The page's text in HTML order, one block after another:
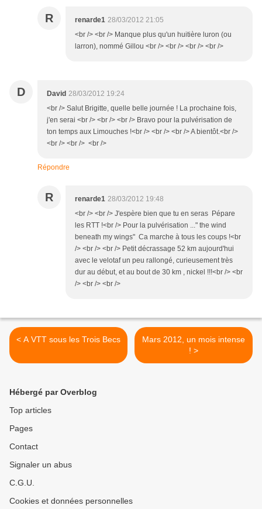
R renarde1 28/03/2012 21:05
<br /> <br /> Manque plus qu'un huitière luron (ou
larron), nommé Gillou <br /> <br /> <br /> <br />
D David 28/03/2012 19:24
<br /> Salut Brigitte, quelle belle journée ! La prochaine fois,
j'en serai <br /> <br /> <br /> Bravo pour la pulvérisation de
ton temps aux Limouches !<br /> <br /> <br /> A bientôt.<br />
<br /> <br /> <br />
Répondre
R renarde1 28/03/2012 19:48
<br /> <br /> J'espère bien que tu en seras Pépare
les RTT !<br /> Pour la pulvérisation ..." the wind
beneath my wings" Ca marche à tous les coups !<br
/> <br /> <br /> Petit décrassage 52 km aujourd'hui
avec le velotaf un peu rallongé, curieusement très
dur au début, et au bout de 30 km , nickel !!!<br /> <br
/> <br /> <br />
< A VTT sous les Trois Becs
Mars 2012, un mois intense
! >
Hébergé par Overblog
Top articles
Pages
Contact
Signaler un abus
C.G.U.
Cookies et données personnelles